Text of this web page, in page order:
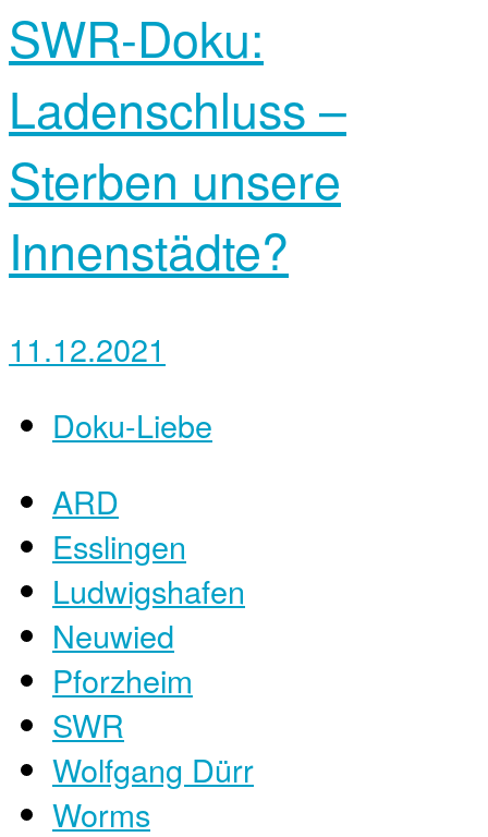
SWR-Doku:
Ladenschluss –
Sterben unsere
Innenstädte?
11.12.2021
Doku-Liebe
ARD
Esslingen
Ludwigshafen
Neuwied
Pforzheim
SWR
Wolfgang Dürr
Worms